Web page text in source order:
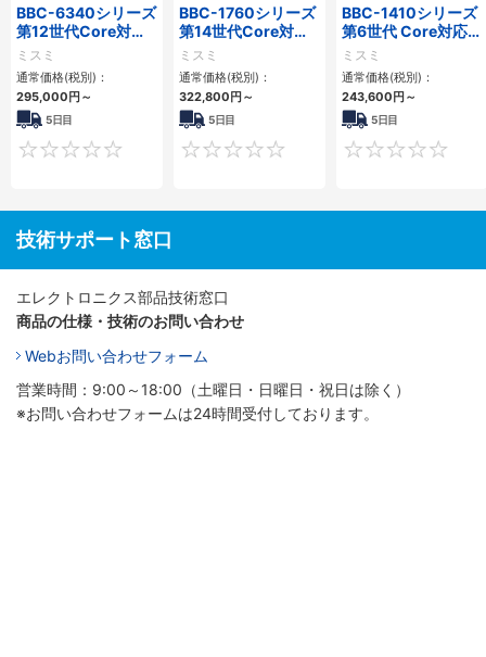
BBC-6340シリーズ
第12世代Core対応
小型フロアマウント
PC2PCI/2PCIe
ミスミ
通常価格(税別)：
295,000円～
5日目
0
BBC-1760シリーズ
第14世代Core対応
小型フロアマウント
3PCIe
ミスミ
通常価格(税別)：
322,800円～
5日目
0
BBC-1410シリーズ
第6世代 Core対応フ
ロアマウントFAPC
3PCI・3PCIe
ミスミ
通常価格(税別)：
243,600円～
5日目
技術サポート窓口
エレクトロニクス部品技術窓口
商品の仕様・技術のお問い合わせ
Webお問い合わせフォーム
営業時間：9:00～18:00（土曜日・日曜日・祝日は除く）
※お問い合わせフォームは24時間受付しております。